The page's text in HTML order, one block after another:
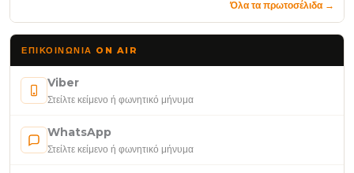
Όλα τα πρωτοσέλιδα →
ΕΠΙΚΟΙΝΩΝΊΑ ON AIR
Viber
Στείλτε κείμενο ή φωνητικό μήνυμα
WhatsApp
Στείλτε κείμενο ή φωνητικό μήνυμα